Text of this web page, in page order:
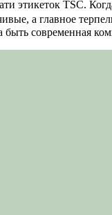
этикеток TSC.
а главное
быть современная